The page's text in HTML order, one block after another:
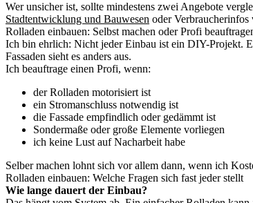
Wer unsicher ist, sollte mindestens zwei Angebote
Stadtentwicklung und Bauwesen oder Verbraucherinfos
Rolladen einbauen: Selbst machen oder Profi
Ich bin ehrlich: Nicht jeder Einbau ist ein DIY-Projekt.
Fassaden sieht es anders aus.
Ich beauftrage einen Profi, wenn:
der Rolladen motorisiert ist
ein Stromanschluss notwendig ist
die Fassade empfindlich oder gedämmt ist
Sondermaße oder große Elemente vorliegen
ich keine Lust auf Nacharbeit habe
Selber machen lohnt sich vor allem dann, wenn ich
Rolladen einbauen: Welche Fragen sich fast jeder stellt
Wie lange dauert der Einbau?